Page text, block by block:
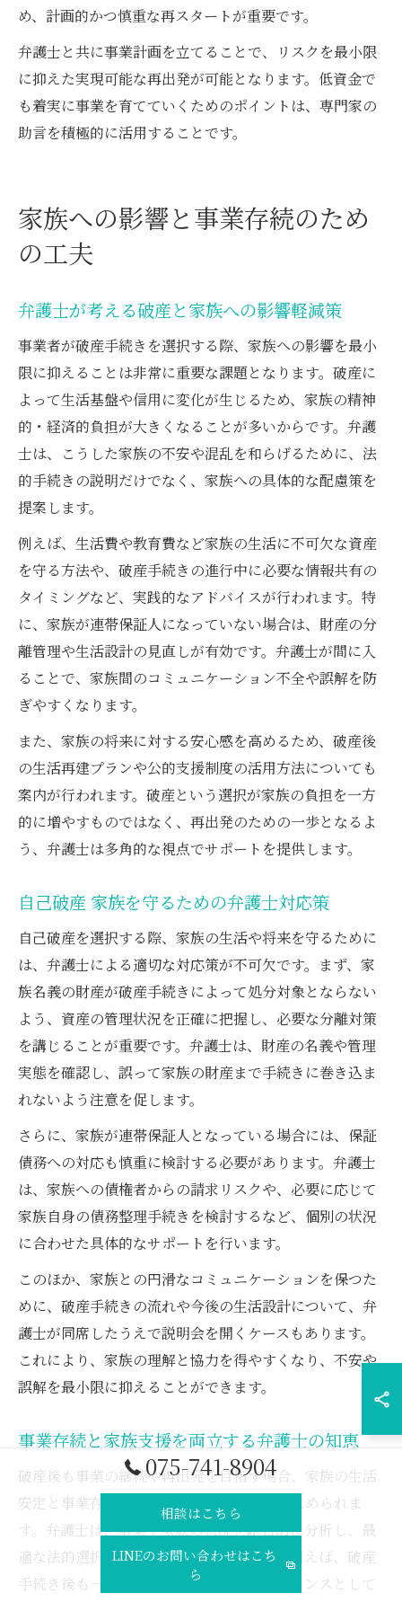
め、計画的かつ慎重な再スタートが重要です。
弁護士と共に事業計画を立てることで、リスクを最小限
に抑えた実現可能な再出発が可能となります。低資金で
も着実に事業を育てていくためのポイントは、専門家の
助言を積極的に活用することです。
家族への影響と事業存続のため
の工夫
弁護士が考える破産と家族への影響軽減策
事業者が破産手続きを選択する際、家族への影響を最小
限に抑えることは非常に重要な課題となります。破産に
よって生活基盤や信用に変化が生じるため、家族の精神
的・経済的負担が大きくなることが多いからです。弁護
士は、こうした家族の不安や混乱を和らげるために、法
的手続きの説明だけでなく、家族への具体的な配慮策を
提案します。
例えば、生活費や教育費など家族の生活に不可欠な資産
を守る方法や、破産手続きの進行中に必要な情報共有の
タイミングなど、実践的なアドバイスが行われます。特
に、家族が連帯保証人になっていない場合は、財産の分
離管理や生活設計の見直しが有効です。弁護士が間に入
ることで、家族間のコミュニケーション不全や誤解を防
ぎやすくなります。
また、家族の将来に対する安心感を高めるため、破産後
の生活再建プランや公的支援制度の活用方法についても
案内が行われます。破産という選択が家族の負担を一方
的に増やすものではなく、再出発のための一歩となるよ
う、弁護士は多角的な視点でサポートを提供します。
自己破産 家族を守るための弁護士対応策
自己破産を選択する際、家族の生活や将来を守るために
は、弁護士による適切な対応策が不可欠です。まず、家
族名義の財産が破産手続きによって処分対象とならない
よう、資産の管理状況を正確に把握し、必要な分離対策
を講じることが重要です。弁護士は、財産の名義や管理
実態を確認し、誤って家族の財産まで手続きに巻き込ま
れないよう注意を促します。
さらに、家族が連帯保証人となっている場合には、保証
債務への対応も慎重に検討する必要があります。弁護士
は、家族への債権者からの請求リスクや、必要に応じて
家族自身の債務整理手続きを検討するなど、個別の状況
に合わせた具体的なサポートを行います。
このほか、家族との円滑なコミュニケーションを保つた
めに、破産手続きの流れや今後の生活設計について、弁
護士が同席したうえで説明会を開くケースもあります。
これにより、家族の理解と協力を得やすくなり、不安や
誤解を最小限に抑えることができます。
事業存続と家族支援を両立する弁護士の知恵
破産後も事業の継続や再出発を目指す場合、家族の生活
安定と事業存続を両立させるための戦略が求められま
す。弁護士は、事業や家族の状況を総合的に分析し、最
適な法的選択肢や実行手順を提案します。例えば、破産
手続き後も一定条件下で新規事業やフリーランスとして
075-741-8904
相談はこちら
LINEのお問い合わせはこち
ら